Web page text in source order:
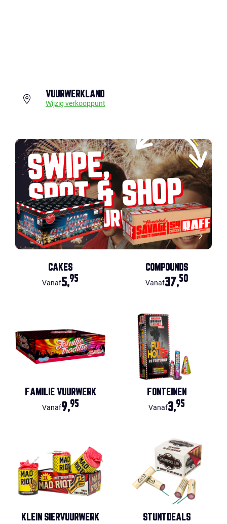
VUURWERKLAND
Wijzig verkooppunt
SWIPE,
SPOT & SHOP
JOUW VUURWERK
CAKES
Vanaf5,95
COMPOUNDS
Vanaf37,50
FAMILIE VUURWERK
Vanaf9,95
FONTEINEN
Vanaf3,95
KLEIN SIERVUURWERK STUNTDEALS